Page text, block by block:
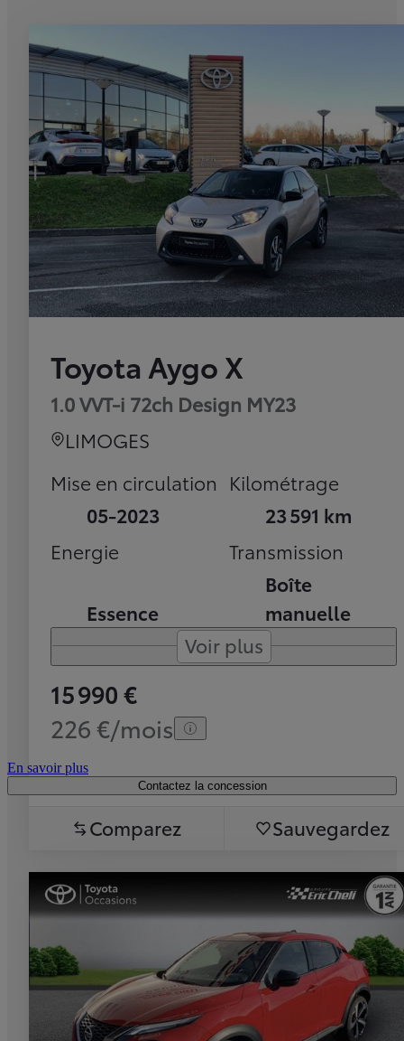
Toyota Aygo X
1.0 VVT-i 72ch Design MY23
LIMOGES
Mise en circulation
05-2023
Kilométrage
23 591 km
Energie
Essence
Transmission
Boîte
manuelle
Voir plus
15 990 €
226 €/mois
En savoir plus
Contactez la concession
Comparez Sauvegardez